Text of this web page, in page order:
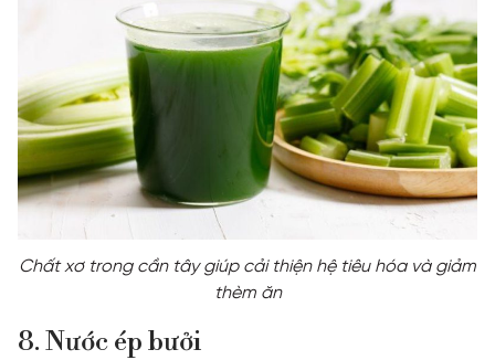
Chất xơ trong cần tây giúp cải thiện hệ tiêu hóa và giảm
thèm ăn
8. Nước ép bưởi